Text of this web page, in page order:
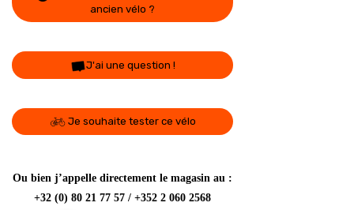
ancien vélo ?
J'ai une question !
Je souhaite tester ce vélo
Ou bien j’appelle directement le magasin au :
+32 (0) 80 21 77 57 / +352 2 060 2568